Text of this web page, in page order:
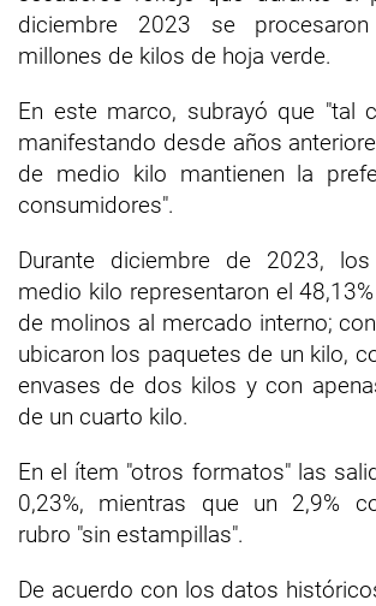
diciembre 2023 se procesaron
millones de kilos de hoja verde.
En este marco, subrayó que "tal
manifestando desde años
de medio kilo mantienen la
consumidores".
Durante diciembre de 2023,
medio kilo representaron el
de molinos al mercado interno;
ubicaron los paquetes de un kilo,
envases de dos kilos y con
de un cuarto kilo.
En el ítem "otros formatos" las
0,23%, mientras que un 2,9%
rubro "sin estampillas".
De acuerdo con los datos